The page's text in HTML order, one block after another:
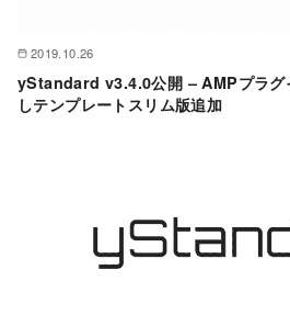
2019.10.26
yStandard v3.4.0公開 – AMPプラグ
しテンプレートスリム版追加